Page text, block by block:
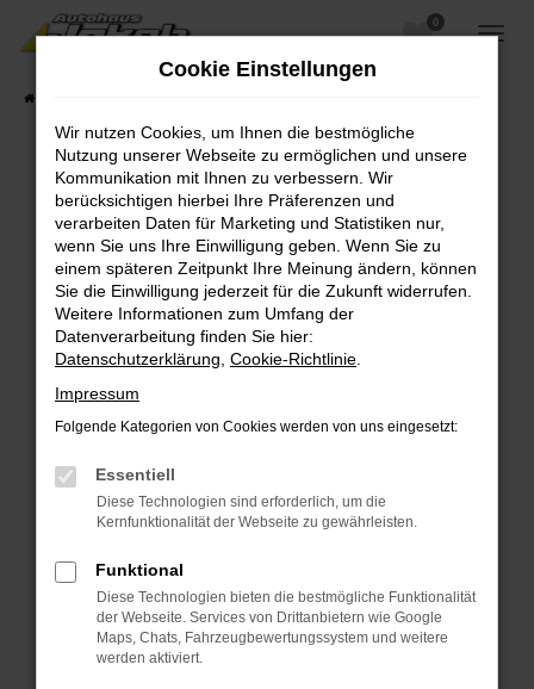
Zum
Hauptinhalt
0
Fehler: Network Error
Beim Laden ist ein Fehler aufgetreten.
Hier sind ein paar Tipps, die dir helfen können:
Überprüfe deine Firewall und deine
Internetverbindung.
Laden andere Webseiten, zum Beispiel deine
Suchmaschine?
Prüfe deine Browsererweiterungen.
Manche Erweiterungen, wie Werbeblocker,
können das Laden bestimmter Seiten
verhindern. Funktioniert die Seite in einem
Fenster?
Starte dein Gerät neu.
Das kann manchmal helfen, vorübergehende
Probleme zu beheben.
Cookie Einstellungen
Wir nutzen Cookies, um Ihnen die bestmögliche
Nutzung unserer Webseite zu ermöglichen und unsere
Kommunikation mit Ihnen zu verbessern. Wir
berücksichtigen hierbei Ihre Präferenzen und
verarbeiten Daten für Marketing und Statistiken nur,
wenn Sie uns Ihre Einwilligung geben. Wenn Sie zu
einem späteren Zeitpunkt Ihre Meinung ändern, können
Sie die Einwilligung jederzeit für die Zukunft widerrufen.
Weitere Informationen zum Umfang der
Datenverarbeitung finden Sie hier:
Datenschutzerklärung Cookie-Richtlinie
Impressum
Folgende Kategorien von Cookies werden von uns eingesetzt:
Essentiell
Diese Technologien sind erforderlich, um die
Kernfunktionalität der Webseite zu gewährleisten.
Funktional
Diese Technologien bieten die bestmögliche Funktionalität
der Webseite. Services von Drittanbietern wie Google
Maps, Chats, Fahrzeugbewertungssystem und weitere
werden aktiviert.